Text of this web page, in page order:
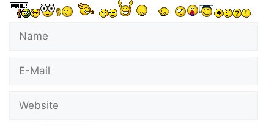
Mail